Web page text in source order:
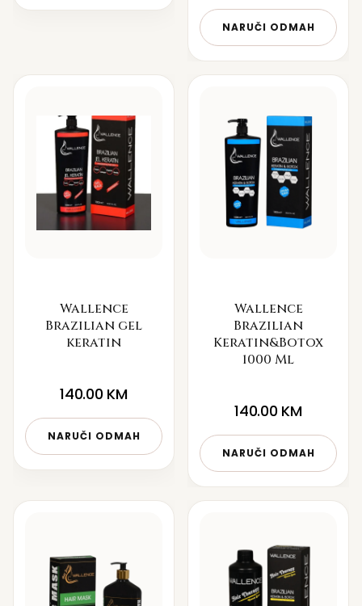
NARUČI ODMAH
Wallence
Brazilian gel
keratin
140.00 KM
NARUČI ODMAH
Wallence
Brazilian
Keratin&Botox
1000 Ml
140.00 KM
NARUČI ODMAH